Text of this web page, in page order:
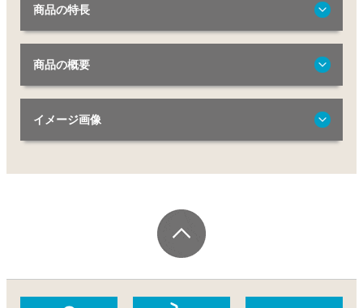
商品の特長
商品の概要
イメージ画像